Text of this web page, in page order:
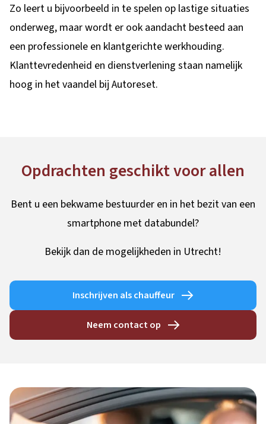
Zo leert u bijvoorbeeld in te spelen op lastige situaties
onderweg, maar wordt er ook aandacht besteed aan
een professionele en klantgerichte werkhouding.
Klanttevredenheid en dienstverlening staan namelijk
hoog in het vaandel bij Autoreset.
Opdrachten geschikt voor allen
Bent u een bekwame bestuurder en in het bezit van een
smartphone met databundel?
Bekijk dan de mogelijkheden in Utrecht!
Inschrijven als chauffeur
Neem contact op